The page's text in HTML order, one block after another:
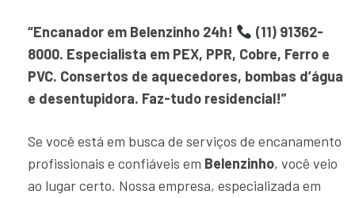
“Encanador em Belenzinho 24h!
(11) 91362-
8000. Especialista em PEX, PPR, Cobre, Ferro e
PVC. Consertos de aquecedores, bombas d’água
e desentupidora. Faz-tudo residencial!”
Se você está em busca de serviços de encanamento
profissionais e confiáveis em Belenzinho, você veio
ao lugar certo. Nossa empresa, especializada em